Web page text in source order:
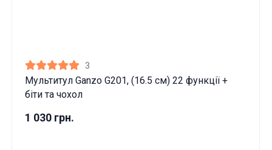
3
Мультитул Ganzo G201, (16.5 см) 22 функції +
біти та чохол
1 030 грн.
Вам виповнилося 18 років?